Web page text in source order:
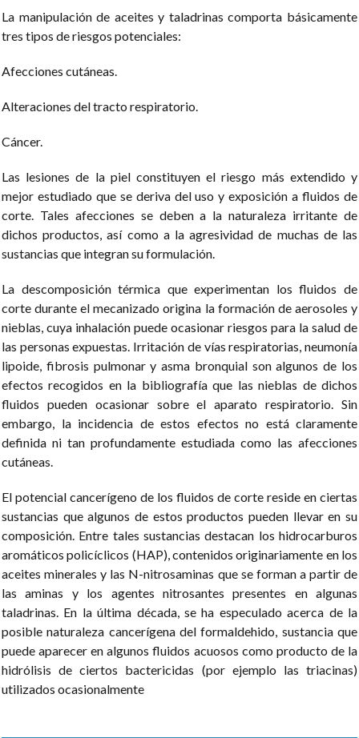
La manipulación de aceites y taladrinas comporta básicamente
tres tipos de riesgos potenciales:
Afecciones cutáneas.
Alteraciones del tracto respiratorio.
Cáncer.
Las lesiones de la piel constituyen el riesgo más extendido y
mejor estudiado que se deriva del uso y exposición a fluidos de
corte. Tales afecciones se deben a la naturaleza irritante de
dichos productos, así como a la agresividad de muchas de las
sustancias que integran su formulación.
La descomposición térmica que experimentan los fluidos de
corte durante el mecanizado origina la formación de aerosoles y
nieblas, cuya inhalación puede ocasionar riesgos para la salud de
las personas expuestas. Irritación de vías respiratorias, neumonía
lipoide, fibrosis pulmonar y asma bronquial son algunos de los
efectos recogidos en la bibliografía que las nieblas de dichos
fluidos pueden ocasionar sobre el aparato respiratorio. Sin
embargo, la incidencia de estos efectos no está claramente
definida ni tan profundamente estudiada como las afecciones
cutáneas.
El potencial cancerígeno de los fluidos de corte reside en ciertas
sustancias que algunos de estos productos pueden llevar en su
composición. Entre tales sustancias destacan los hidrocarburos
aromáticos policíclicos (HAP), contenidos originariamente en los
aceites minerales y las N-nitrosaminas que se forman a partir de
las aminas y los agentes nitrosantes presentes en algunas
taladrinas. En la última década, se ha especulado acerca de la
posible naturaleza cancerígena del formaldehido, sustancia que
puede aparecer en algunos fluidos acuosos como producto de la
hidrólisis de ciertos bactericidas (por ejemplo las triacinas)
utilizados ocasionalmente